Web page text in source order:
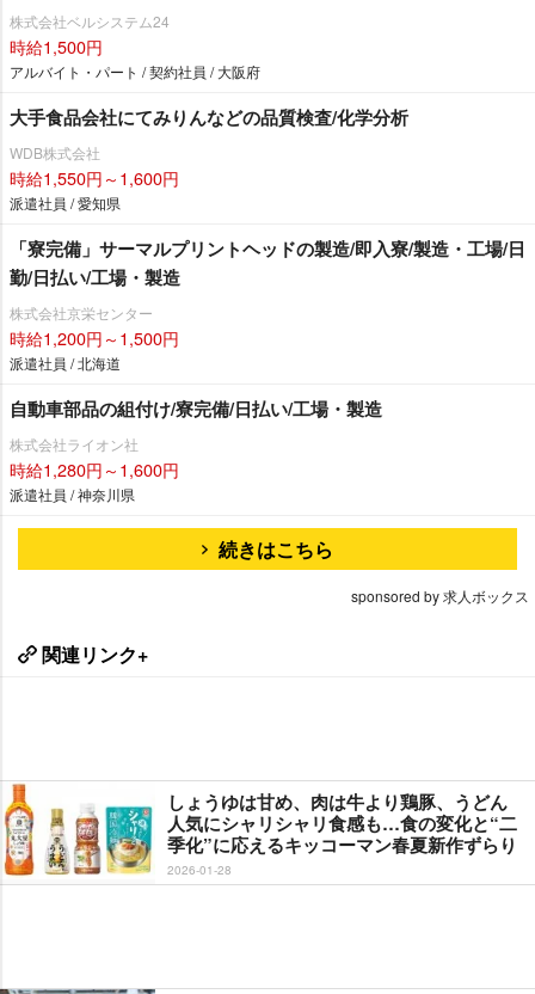
株式会社ベルシステム24
時給1,500円
アルバイト・パート / 契約社員 / 大阪府
大手食品会社にてみりんなどの品質検査/化学分析
WDB株式会社
時給1,550円～1,600円
派遣社員 / 愛知県
「寮完備」サーマルプリントヘッドの製造/即入寮/製造・工場/日
勤/日払い/工場・製造
株式会社京栄センター
時給1,200円～1,500円
派遣社員 / 北海道
自動車部品の組付け/寮完備/日払い/工場・製造
株式会社ライオン社
時給1,280円～1,600円
派遣社員 / 神奈川県
続きはこちら
sponsored by 求人ボックス
関連リンク+
しょうゆは甘め、肉は牛より鶏豚、うどん
人気にシャリシャリ食感も…食の変化と“二
季化”に応えるキッコーマン春夏新作ずらり
2026-01-28